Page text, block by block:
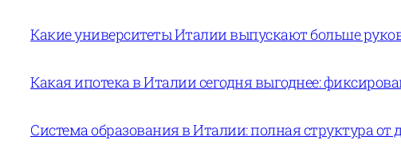
Какие университеты Италии выпускают больше
Какая ипотека в Италии сегодня выгоднее:
Система образования в Италии: полная структура от